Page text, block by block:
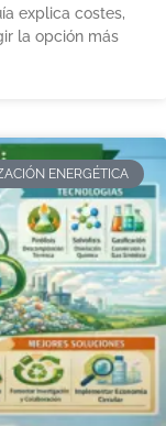
explica costes,
la opción más
ENERGÉTICA